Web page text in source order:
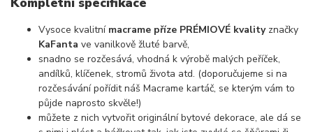
Vysoce kvalitní macrame příze PRÉMIOVÉ kvalityznačky
KaFanta ve vanilkově žluté barvě,
snadno se rozčesává, vhodná k výrobě malých peříček,
andílků, klíčenek, stromů života atd. (doporučujeme si na
rozčesávání pořídit náš Macrame kartáč, se kterým vám to
půjde naprosto skvěle!)
můžete z nich vytvořit originální bytové dekorace, ale dá se